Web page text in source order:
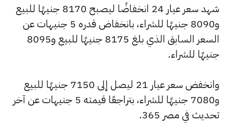
شهد سعر عيار 24 انخفاضًا ليصبح 8170 جنيهًا للبيع
و8090 جنيهًا للشراء، بانخفاض قدره 5 جنيهات عن
السعر السابق الذي بلغ 8175 جنيهًا للبيع و8095
جنيهًا للشراء.
وانخفض سعر عيار 21 ليصل إلى 7150 جنيهًا للبيع
و7080 جنيهًا للشراء، بتراجعًا قيمته 5 جنيهات عن آخر
تحديث في مصر 365.